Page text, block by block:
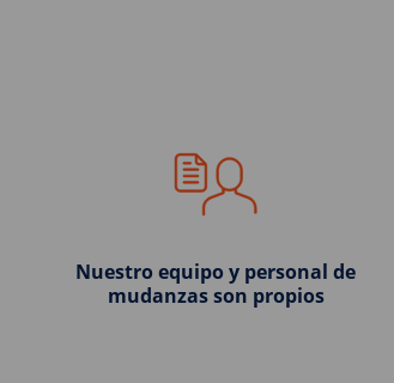
Nuestro equipo y personal de
mudanzas son propios